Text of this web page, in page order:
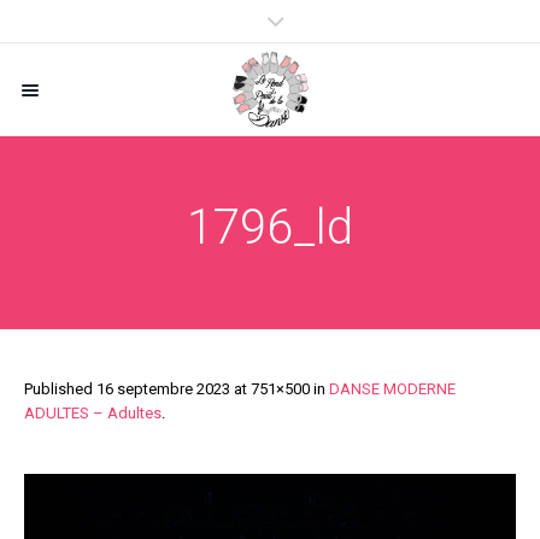
1796_ld
Published 16 septembre 2023 at 751×500 in DANSE MODERNE
ADULTES – Adultes.